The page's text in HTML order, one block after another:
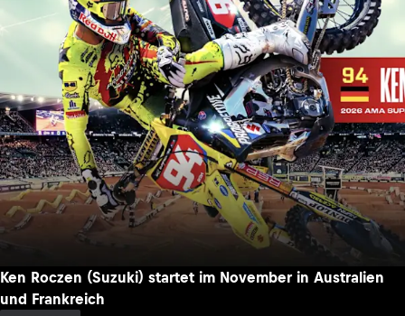
Ken Roczen (Suzuki) startet im November in Australien
und Frankreich